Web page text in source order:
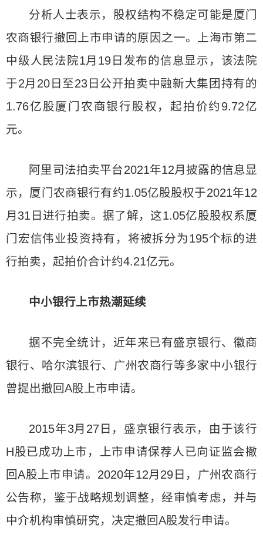
分析人士表示，股权结构不稳定可能是厦门
农商银行撤回上市申请的原因之一。上海市第二
中级人民法院1月19日发布的信息显示，该法院
于2月20日至23日公开拍卖中融新大集团持有的
1.76亿股厦门农商银行股权，起拍价约9.72亿
元。
阿里司法拍卖平台2021年12月披露的信息显
示，厦门农商银行有约1.05亿股股权于2021年12
月31日进行拍卖。据了解，这1.05亿股股权系厦
门宏信伟业投资持有，将被拆分为195个标的进
行拍卖，起拍价合计约4.21亿元。
中小银行上市热潮延续
据不完全统计，近年来已有盛京银行、徽商
银行、哈尔滨银行、广州农商行等多家中小银行
曾提出撤回A股上市申请。
2015年3月27日，盛京银行表示，由于该行
H股已成功上市，上市申请保荐人已向证监会撤
回A股上市申请。2020年12月29日，广州农商行
公告称，鉴于战略规划调整，经审慎考虑，并与
中介机构审慎研究，决定撤回A股发行申请。